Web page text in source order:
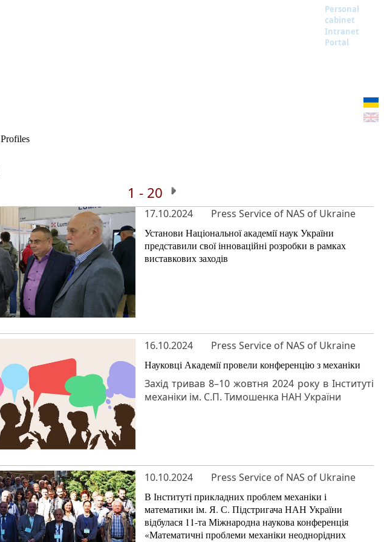
Personal
cabinet
Intranet
Portal
Profiles
1 - 20
17.10.2024 Press Service of NAS of Ukraine
Установи Національної академії наук України
представили свої інноваційні розробки в рамках
виставкових заходів
16.10.2024 Press Service of NAS of Ukraine
Науковці Академії провели конференцію з механіки
Захід тривав 8–10 жовтня 2024 року в Інституті
механіки ім. С.П. Тимошенка НАН України
10.10.2024 Press Service of NAS of Ukraine
В Інституті прикладних проблем механіки і
математики ім. Я. С. Підстригача НАН України
відбулася 11-та Міжнародна наукова конференція
«Математичні проблеми механіки неоднорідних